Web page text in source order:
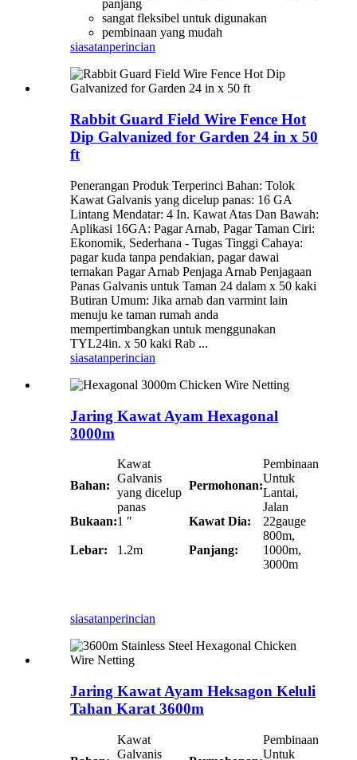
panjang
sangat fleksibel untuk digunakan
pembinaan yang mudah
siasatanperincian
Rabbit Guard Field Wire Fence Hot
Dip Galvanized for Garden 24 in x 50
ft
Penerangan Produk Terperinci Bahan: Tolok
Kawat Galvanis yang dicelup panas: 16 GA
Lintang Mendatar: 4 In. Kawat Atas Dan Bawah:
Aplikasi 16GA: Pagar Arnab, Pagar Taman Ciri:
Ekonomik, Sederhana - Tugas Tinggi Cahaya:
pagar kuda tanpa pendakian, pagar dawai
ternakan Pagar Arnab Penjaga Arnab Penjagaan
Panas Galvanis untuk Taman 24 dalam x 50 kaki
Butiran Umum: Jika arnab dan varmint lain
menuju ke taman rumah anda
mempertimbangkan untuk menggunakan
TYL24in. x 50 kaki Rab ...
siasatanperincian
Jaring Kawat Ayam Hexagonal
3000m
Bahan:
Kawat
Galvanis
yang dicelup
panas
Permohonan:
Pembinaan
Untuk
Lantai,
Jalan
Bukaan:1 ″ Kawat Dia: 22gauge
Lebar: 1.2m Panjang:
800m,
1000m,
3000m
siasatanperincian
Jaring Kawat Ayam Heksagon Keluli
Tahan Karat 3600m
Kawat
Galvanis
Pembinaan
Untuk